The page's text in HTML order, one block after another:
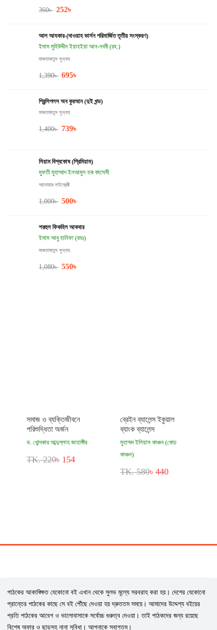
360৳ 252৳
আল আযকার-(দাওয়াহ ভার্সন পরিমার্জিত তৃতীয় সংস্করণ)
ইমাম মুহিউদ্দীন ইয়াহইয়া আন-নববী (রহ.)
মাকতাবাতুস সুন্নাহ
1,390৳ 695৳
প্রিন্সিপলস অব কুরআন (দুই খন্ড)
মাকতাবাতুস সুন্নাহ
1,400৳ 739৳
সিয়াম বিশ্বকোষ (প্রিমিয়াম)
মুফতী মুহাম্মাদ ইনআমুল হক কাসেমী
আনোয়ার লাইব্রেরী
1,000৳ 500৳
শরহুল ফিকহিল আকবার
ইমাম আবু হানিফা (রহঃ)
মাকতাবাতুস সুন্নাহ
1,080৳ 550৳
সমাজ ও ব্যক্তিজীবনে
পরিশুদ্ধিতা অর্জন
ড. খোন্দকার আব্দুল্লাহ জাহাঙ্গীর
TK. 220৳ 154
ব্রেইন ব্যালেন্স ইকুয়াল
ব্যাংক ব্যালেন্স
মুহাম্মদ ইলিয়াস কাঞ্চন (কোচ
কাঞ্চন)
TK. 580৳ 440
পাঠকের আকাঙ্ক্ষিত যেকোনো বই এখান থেকে সুলভ মূল্যে সরবরাহ করা হয়। দেশের যেকোনো
প্রান্তের পাঠকের কাছে সে বই পৌঁছে দেওয়া হয় দ্রুততম সময়ে। আমাদের উদ্দেশ্য বইয়ের
প্রতি পাঠকের আবেগ ও ভালোবাসাকে সর্বোচ্চ গুরুত্ব দেওয়া। তাই পাঠকদের জন্য রয়েছে
বিশেষ অফার ও ছাড়সহ নানা সুবিধা। আপনাকে স্বাগতম।